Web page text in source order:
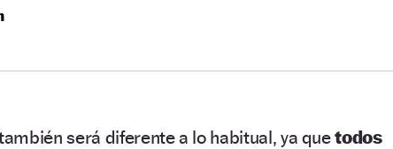
será diferente a lo habitual, ya quetodos